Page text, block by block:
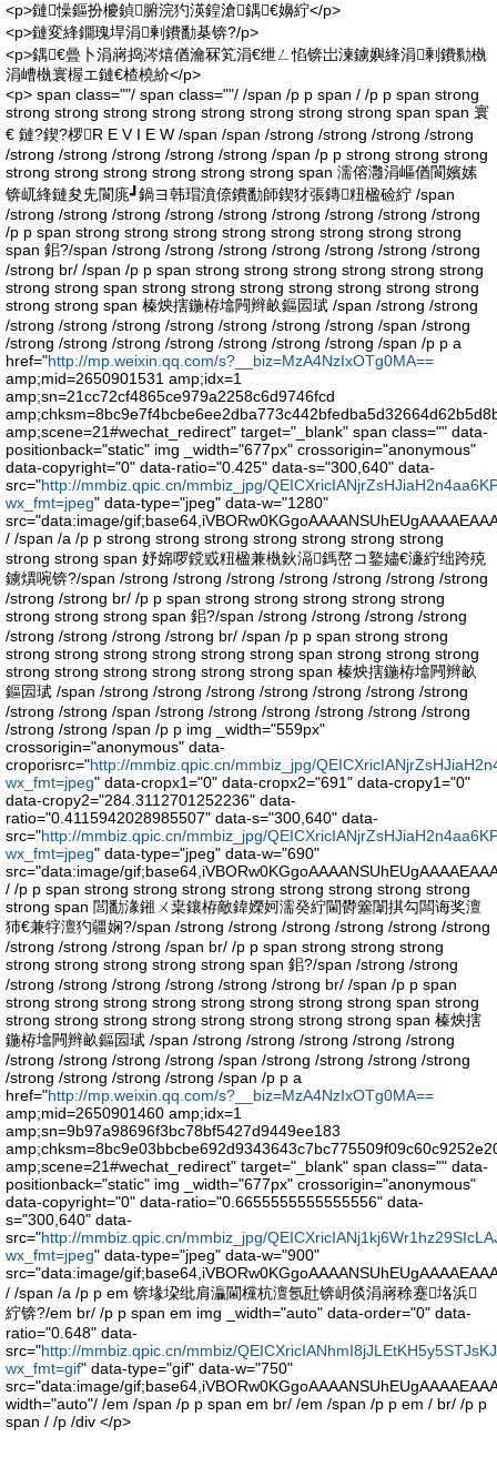
<p>鏈懆鏂扮櫦鍞腑浣犳渶鍠滄鍝€嬶紵</p>
<p>鏈変綘鐗瑰垾涓剰鐨勫棊锛?/p>
<p>鍝€曡卜涓嶈捣涔熺偤瀹冧笂涓€绁ㄥ惂锛岀湅鐪嬩綘涓剰鐨勬槸
涓嶆槸寰楃エ鏈€楂橈紒</p>
<p> span class=""/ span class=""/ /span /p p span / /p p span strong
strong strong strong strong strong strong strong strong span span 寰
€ 鏈?鍥?椤R E V I E W /span /span /strong /strong /strong /strong
/strong /strong /strong /strong /strong /span /p p strong strong strong
strong strong strong strong strong strong span 濡傛灉涓嶇偤閬嬪嫊
锛屼綘鏈夋兂閬庣┛鍋ヨ韩瑁濆倷鐨勫師鍥犲張鏄粈楹硷紵 /span
/strong /strong /strong /strong /strong /strong /strong /strong /strong
/p p span strong strong strong strong strong strong strong strong
span 鈻?/span /strong /strong /strong /strong /strong /strong /strong
/strong br/ /span /p p span strong strong strong strong strong strong
strong strong span strong strong strong strong strong strong strong
strong strong span 榛炴搳鍦栫墖闁辫畝鏂囩珷 /span /strong /strong
/strong /strong /strong /strong /strong /strong /strong /span /strong
/strong /strong /strong /strong /strong /strong /strong /span /p p a
href="http://mp.weixin.qq.com/s?__biz=MzA4NzIxOTg0MA==
amp;mid=2650901531 amp;idx=1
amp;sn=21cc72cf4865ce979a2258c6d9746fcd
amp;scene=21#wechat_redirect" target="_blank" span class="" data-
positionback="static" img _width="677px" crossorigin="anonymous"
data-copyright="0" data-ratio="0.425" data-s="300,640" data-
src="http://mmbiz.qpic.cn/mmbiz_jpg/
wx_fmt=jpeg" data-type="jpeg" data-w="1280"
src="data:image/
/ /span /a /p p strong strong strong strong strong strong strong
strong strong span 妤婂啰鎲戜粈楹兼槸鈥滆鎷嶅コ鐜嬧€濓紵绌跨殑
鐪熼啘锛?/span /strong /strong /strong /strong /strong /strong /strong
/strong /strong br/ /p p span strong strong strong strong strong
strong strong strong span 鈻?/span /strong /strong /strong /strong
/strong /strong /strong /strong br/ /span /p p span strong strong
strong strong strong strong strong strong span strong strong strong
strong strong strong strong strong strong span 榛炴搳鍦栫墖闁辫畝
鏂囩珷 /span /strong /strong /strong /strong /strong /strong /strong
/strong /strong /span /strong /strong /strong /strong /strong /strong
/strong /strong /span /p p img _width="559px"
crossorigin="anonymous" data-
croporisrc="http://mmbiz.qpic.cn/mmbiz_jpg/
wx_fmt=jpeg" data-cropx1="0" data-cropx2="691" data-cropy1="0"
data-cropy2="284.3112701252236" data-
ratio="0.4115942028985507" data-s="300,640" data-
src="http://mmbiz.qpic.cn/mmbiz_jpg/
wx_fmt=jpeg" data-type="jpeg" data-w="690"
src="data:image/
/ /p p span strong strong strong strong strong strong strong strong
strong span 閭勫湪鎺ㄨ枽鑲栫敵鍏嬫妸濡癸紵閫欎簺闈掑勾闆诲奖澶
犻€兼牸澶犳疆娴?/span /strong /strong /strong /strong /strong /strong
/strong /strong /strong /span br/ /p p span strong strong strong
strong strong strong strong strong span 鈻?/span /strong /strong
/strong /strong /strong /strong /strong /strong br/ /span /p p span
strong strong strong strong strong strong strong strong span strong
strong strong strong strong strong strong strong strong span 榛炴搳
鍦栫墖闁辫畝鏂囩珷 /span /strong /strong /strong /strong /strong
/strong /strong /strong /strong /span /strong /strong /strong /strong
/strong /strong /strong /strong /span /p p a
href="http://mp.weixin.qq.com/s?__biz=MzA4NzIxOTg0MA==
amp;mid=2650901460 amp;idx=1
amp;sn=9b97a98696f3bc78bf5427d9449ee183
amp;scene=21#wechat_redirect" target="_blank" span class="" data-
positionback="static" img _width="677px" crossorigin="anonymous"
data-copyright="0" data-ratio="0.6655555555555556" data-
s="300,640" data-
src="http://mmbiz.qpic.cn/mmbiz_jpg/
wx_fmt=jpeg" data-type="jpeg" data-w="900"
src="data:image/
/ /span /a /p p em 锛堟垜纰肩灜閫欓杭澶氬瓧锛岄倓涓嶈稌蹇垎浜
紵锛?/em br/ /p p span em img _width="auto" data-order="0" data-
ratio="0.648" data-
src="http://mmbiz.qpic.cn/mmbiz/
wx_fmt=gif" data-type="gif" data-w="750"
src="data:image/
width="auto"/ /em /span /p p span em br/ /em /span /p p em / br/ /p p
span / /p /div </p>